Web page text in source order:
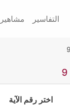
التفاسير مشاهير
اختر رقم الآية